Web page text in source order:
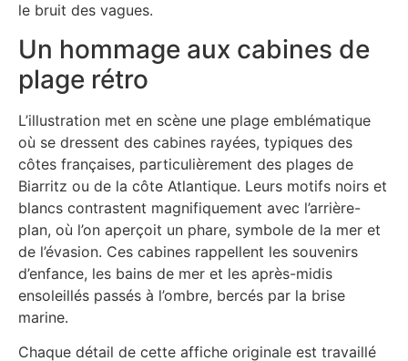
le bruit des vagues.
Un hommage aux cabines de
plage rétro
L’illustration met en scène une plage emblématique
où se dressent des cabines rayées, typiques des
côtes françaises, particulièrement des plages de
Biarritz ou de la côte Atlantique. Leurs motifs noirs et
blancs contrastent magnifiquement avec l’arrière-
plan, où l’on aperçoit un phare, symbole de la mer et
de l’évasion. Ces cabines rappellent les souvenirs
d’enfance, les bains de mer et les après-midis
ensoleillés passés à l’ombre, bercés par la brise
marine.
Chaque détail de cette affiche originale est travaillé